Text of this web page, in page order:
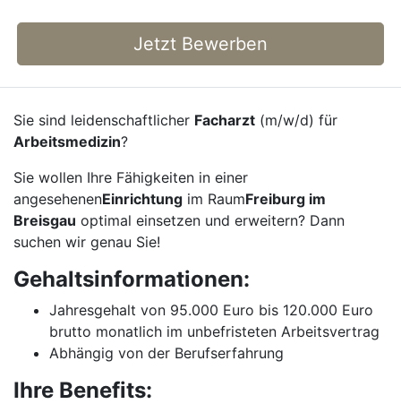
Jetzt Bewerben
Sie sind leidenschaftlicher Facharzt (m/w/d) für
Arbeitsmedizin?
Sie wollen Ihre Fähigkeiten in einer
angesehenenEinrichtung im RaumFreiburg im
Breisgau optimal einsetzen und erweitern? Dann
suchen wir genau Sie!
Gehaltsinformationen:
Jahresgehalt von 95.000 Euro bis 120.000 Euro
brutto monatlich im unbefristeten Arbeitsvertrag
Abhängig von der Berufserfahrung
Ihre Benefits: